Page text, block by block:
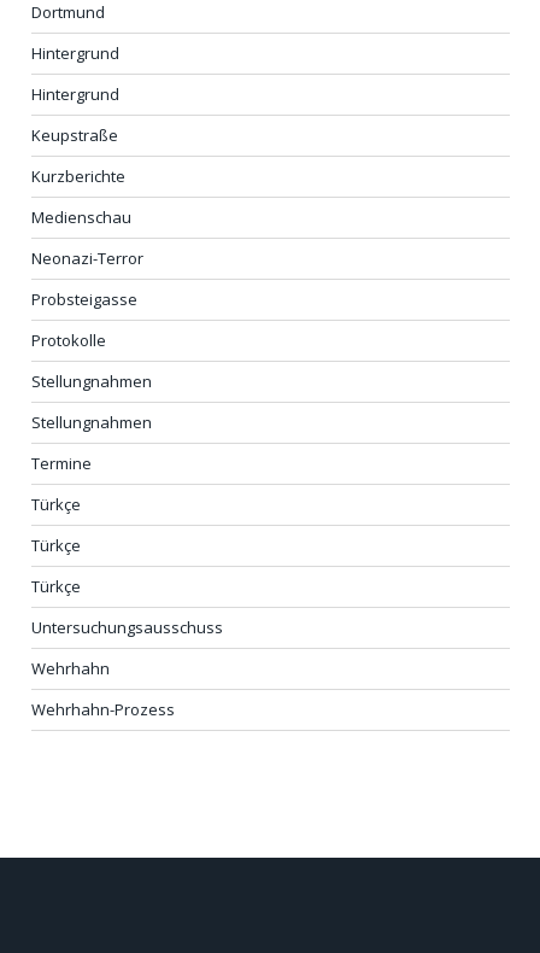
Dortmund
Hintergrund
Hintergrund
Keupstraße
Kurzberichte
Medienschau
Neonazi-Terror
Probsteigasse
Protokolle
Stellungnahmen
Stellungnahmen
Termine
Türkçe
Türkçe
Türkçe
Untersuchungsausschuss
Wehrhahn
Wehrhahn-Prozess